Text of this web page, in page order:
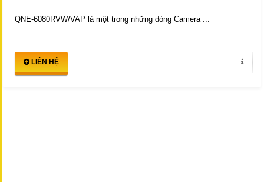
QNE-6080RVW/VAP là một trong những dòng Camera ...
LIÊN HỆ